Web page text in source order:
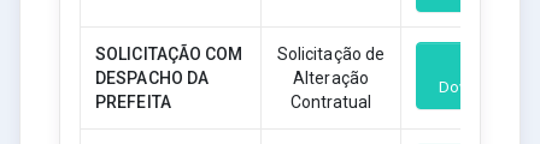
SOLICITAÇÃO COM
DESPACHO DA
PREFEITA
Solicitação de
Alteração
Contratual
Download